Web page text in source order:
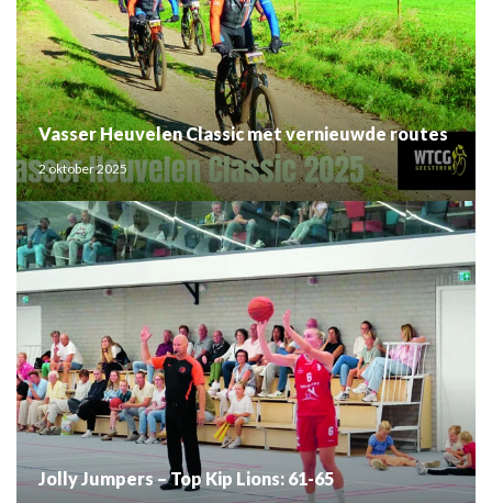
Vasser Heuvelen Classic met vernieuwde routes
2 oktober 2025
Jolly Jumpers – Top Kip Lions: 61-65